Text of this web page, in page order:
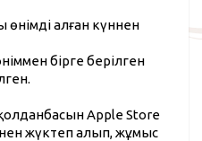
өнімді алған күннен
бірге берілген
Apple Store
жүктеп алып, жұмыс